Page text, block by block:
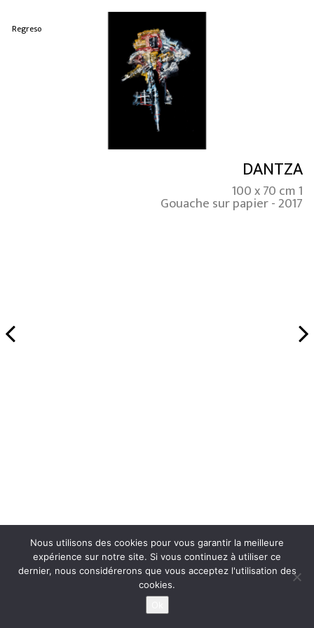
Regreso
DANTZA
100 x 70 cm 1
Gouache sur papier - 2017
Nous utilisons des cookies pour vous garantir la meilleure
expérience sur notre site. Si vous continuez à utiliser ce
dernier, nous considérerons que vous acceptez l'utilisation des
cookies.